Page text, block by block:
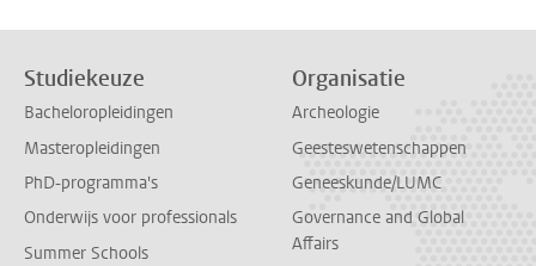
Studiekeuze
Bacheloropleidingen
Masteropleidingen
PhD-programma's
Onderwijs voor professionals
Summer Schools
Organisatie
Archeologie
Geesteswetenschappen
Geneeskunde/LUMC
Governance and Global
Affairs